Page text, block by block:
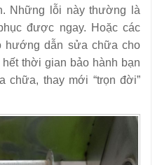
Những lỗi này thường là
được ngay. Hoặc các
hướng dẫn sửa chữa cho
thời gian bảo hành bạn
thay mới “trọn đời”